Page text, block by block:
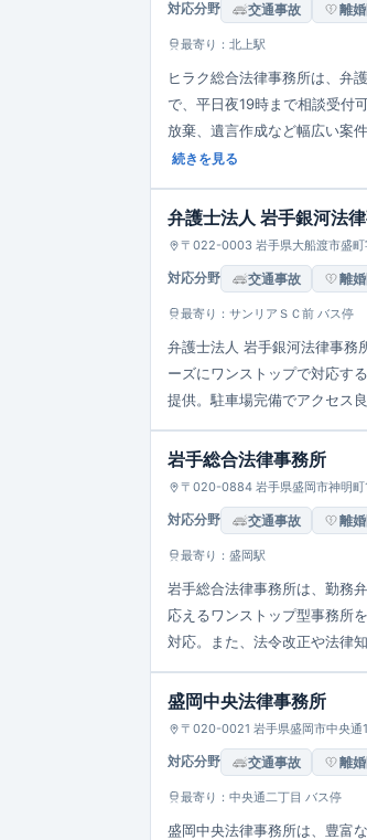
対応分野 交通事故 離
最寄り：北上駅
ヒラク総合法律事務所は、弁
で、平日夜19時まで相談受付
放棄、遺言作成など幅広い案
実施しています。法的ニーズ
続きを見る
弁護士法人 岩手銀河法
〒022-0003 岩手県大船渡市盛
対応分野 交通事故 離
最寄り：サンリアＳＣ前 バス停
弁護士法人 岩手銀河法律事務
ーズにワンストップで対応す
提供。駐車場完備でアクセス
岩手総合法律事務所
〒020-0884 岩手県盛岡市神明町
対応分野 交通事故 離
最寄り：盛岡駅
岩手総合法律事務所は、勤務
応えるワンストップ型事務所
対応。また、法令改正や法律
盛岡中央法律事務所
〒020-0021 岩手県盛岡市中央通
対応分野 交通事故 離
最寄り：中央通二丁目 バス停
盛岡中央法律事務所は、豊富